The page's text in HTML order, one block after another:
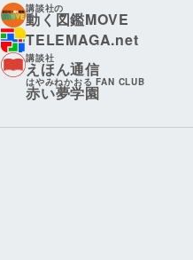
講談社の
動く図鑑MOVE
TELEMAGA.net
講談社
えほん通信
はやみねかおる FAN CLUB
赤い夢学園